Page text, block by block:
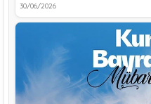
30/06/2026